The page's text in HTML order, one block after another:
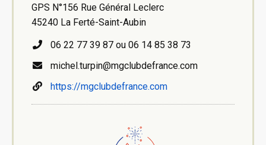
GPS N°156 Rue Général Leclerc
45240 La Ferté-Saint-Aubin
06 22 77 39 87 ou 06 14 85 38 73
michel.turpin@mgclubdefrance.com
https://mgclubdefrance.com